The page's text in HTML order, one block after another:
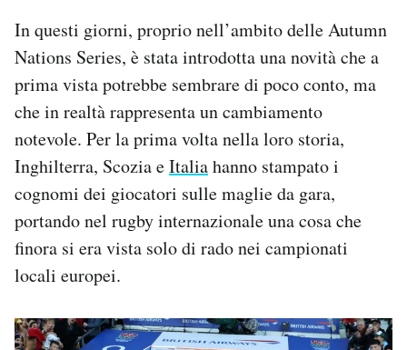
In questi giorni, proprio nell’ambito delle Autumn
Nations Series, è stata introdotta una novità che a
prima vista potrebbe sembrare di poco conto, ma
che in realtà rappresenta un cambiamento
notevole. Per la prima volta nella loro storia,
Inghilterra, Scozia eItaliahanno stampato i
cognomi dei giocatori sulle maglie da gara,
portando nel rugby internazionale una cosa che
finora si era vista solo di rado nei campionati
locali europei.